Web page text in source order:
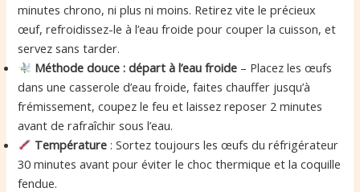
minutes chrono, ni plus ni moins. Retirez vite le précieux
œuf, refroidissez-le à l’eau froide pour couper la cuisson, et
servez sans tarder.
Méthode douce : départ à l’eau froide – Placez les œufs
dans une casserole d’eau froide, faites chauffer jusqu’à
frémissement, coupez le feu et laissez reposer 2 minutes
avant de rafraîchir sous l’eau.
Température : Sortez toujours les œufs du réfrigérateur
30 minutes avant pour éviter le choc thermique et la coquille
fendue.